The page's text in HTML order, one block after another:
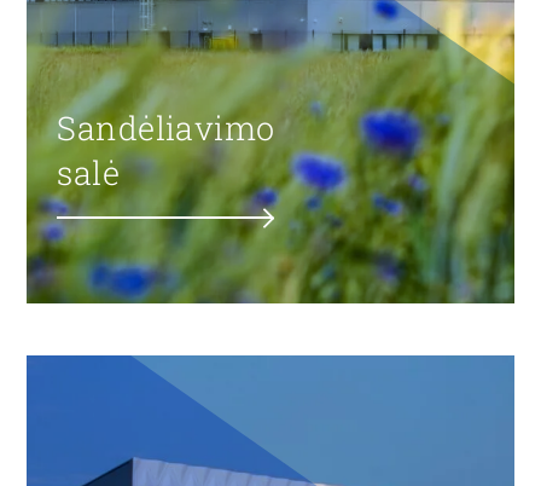
Sandėliavimo
salė